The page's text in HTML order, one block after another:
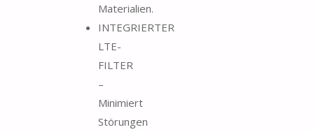
Materialien.
INTEGRIERTER
LTE-
FILTER
–
Minimiert
Störungen